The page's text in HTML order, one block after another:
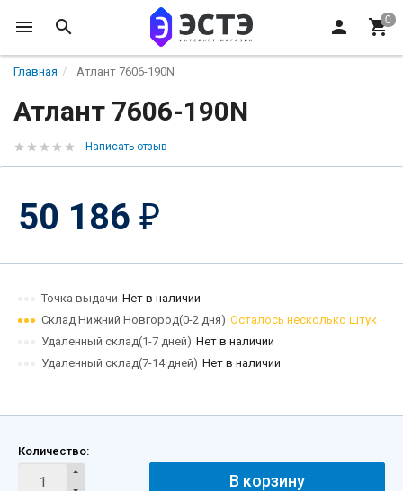
Главная Атлант 7606-190N
Атлант 7606-190N
Написать отзыв
50 186 ₽
Точка выдачи Нет в наличии
Склад Нижний Новгород(0-2 дня) Осталось несколько штук
Удаленный склад(1-7 дней) Нет в наличии
Удаленный склад(7-14 дней) Нет в наличии
Количество:
В корзину